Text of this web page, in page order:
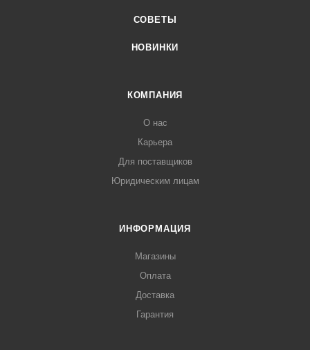
СОВЕТЫ
НОВИНКИ
КОМПАНИЯ
О нас
Карьера
Для поставщиков
Юридическим лицам
ИНФОРМАЦИЯ
Магазины
Оплата
Доставка
Гарантия